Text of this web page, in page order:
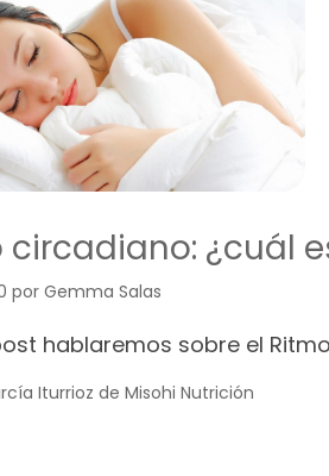
circadiano: ¿cuál
por Gemma Salas
hablaremos sobre el
Iturrioz de Misohi Nutrición